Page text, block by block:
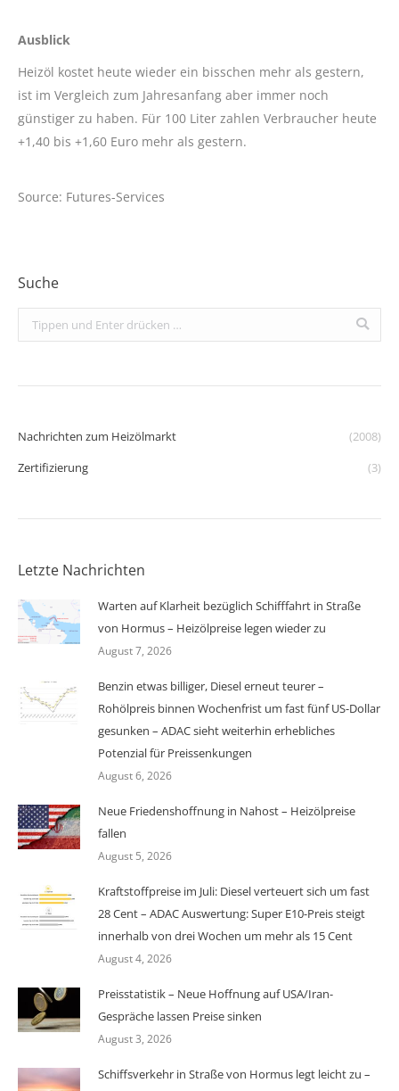
Ausblick
Heizöl kostet heute wieder ein bisschen mehr als gestern,
ist im Vergleich zum Jahresanfang aber immer noch
günstiger zu haben. Für 100 Liter zahlen Verbraucher heute
+1,40 bis +1,60 Euro mehr als gestern.
Source: Futures-Services
Suche
Search:
Nachrichten zum Heizölmarkt
(2008)
Zertifizierung
(3)
Letzte Nachrichten
Warten auf Klarheit bezüglich Schifffahrt in Straße
von Hormus – Heizölpreise legen wieder zu
August 7, 2026
Benzin etwas billiger, Diesel erneut teurer –
Rohölpreis binnen Wochenfrist um fast fünf US-Dollar
gesunken – ADAC sieht weiterhin erhebliches
Potenzial für Preissenkungen
August 6, 2026
Neue Friedenshoffnung in Nahost – Heizölpreise
fallen
August 5, 2026
Kraftstoffpreise im Juli: Diesel verteuert sich um fast
28 Cent – ADAC Auswertung: Super E10-Preis steigt
innerhalb von drei Wochen um mehr als 15 Cent
August 4, 2026
Preisstatistik – Neue Hoffnung auf USA/Iran-
Gespräche lassen Preise sinken
August 3, 2026
Schiffsverkehr in Straße von Hormus legt leicht zu –